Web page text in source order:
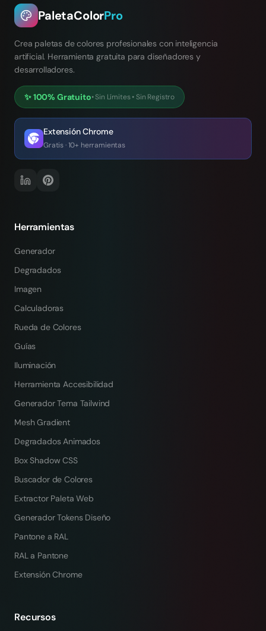
PaletaColorPro
Crea paletas de colores profesionales con inteligencia
artificial. Herramienta gratuita para diseñadores y
desarrolladores.
✨100% Gratuito•Sin Límites• Sin Registro
Extensión Chrome
Gratis · 10+ herramientas
Herramientas
Generador
Degradados
Imagen
Calculadoras
Rueda de Colores
Guías
Iluminación
Herramienta Accesibilidad
Generador Tema Tailwind
Mesh Gradient
Degradados Animados
Box Shadow CSS
Buscador de Colores
Extractor Paleta Web
Generador Tokens Diseño
Pantone a RAL
RAL a Pantone
Extensión Chrome
Recursos